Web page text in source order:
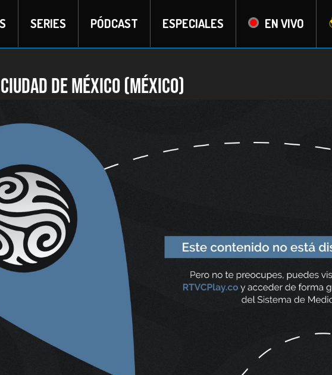
SERIES PÓDCAST ESPECIALES EN VIVO
de México (México)